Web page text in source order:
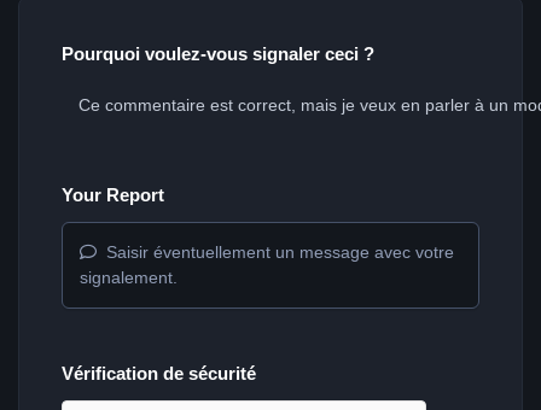
Pourquoi voulez-vous signaler ceci ?
Your Report
Saisir éventuellement un message avec votre
signalement.
Vérification de sécurité